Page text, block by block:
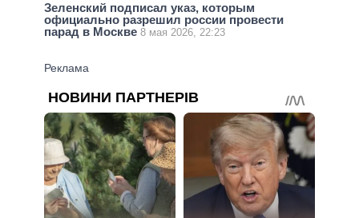
Зеленский подписал указ, которым
официально разрешил россии провести
парад в Москве 8 мая 2026, 22:23